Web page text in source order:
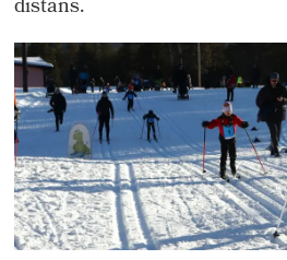
distans.